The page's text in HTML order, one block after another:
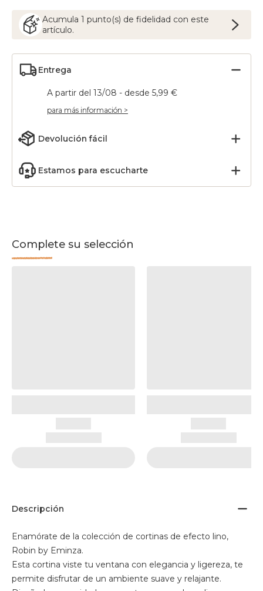
Acumula 1 punto(s) de fidelidad con este
artículo.
Entrega
A partir del 13/08 - desde 5,99 €
para más información >
Devolución fácil
Estamos para escucharte
Complete su selección
Descripción
Enamórate de la colección de cortinas de efecto lino,
Robin by Eminza.
Esta cortina viste tu ventana con elegancia y ligereza, te
permite disfrutar de un ambiente suave y relajante.